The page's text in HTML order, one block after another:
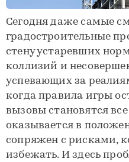
Сегодня даже самые
градостроительные
стену устаревших
коллизий и
успевающих за
когда правила игры
вызовы становятся
оказывается в
сопряжен с рисками,
избежать. И здесь